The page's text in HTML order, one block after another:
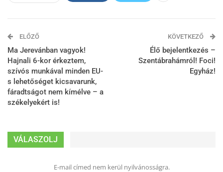
ELŐZŐ
Ma Jerevánban vagyok!
Hajnali 6-kor érkeztem,
szívós munkával minden EU-
s lehetőséget kicsavarunk,
fáradtságot nem kímélve – a
székelyekért is!
KÖVETKEZŐ
Élő bejelentkezés –
Szentábrahámról! Foci!
Egyház!
VÁLASZOLJ
E-mail címed nem kerül nyilvánosságra.